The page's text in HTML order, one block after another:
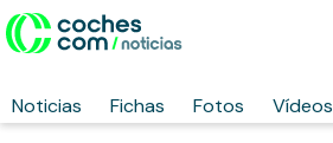
Noticias Fichas Fotos Vídeos